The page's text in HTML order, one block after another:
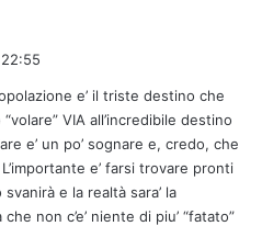
e’ il triste destino che
VIA all’incredibile destino
e’ un po’ sognare e, credo, che
e’ farsi trovare pronti
e la realtà sara’ la
non c’e’ niente di piu’ “fatato”